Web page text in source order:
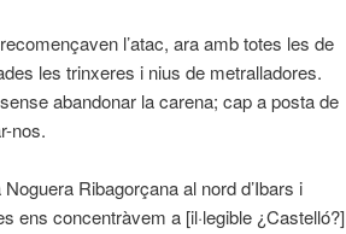
l’atac, ara amb totes les de
les trinxeres i nius de metralladores.
abandonar la carena; cap a posta de
nos.
Ribagorçana al nord d’Ibars i
ens concentràvem a [il·legible ¿Castelló?]